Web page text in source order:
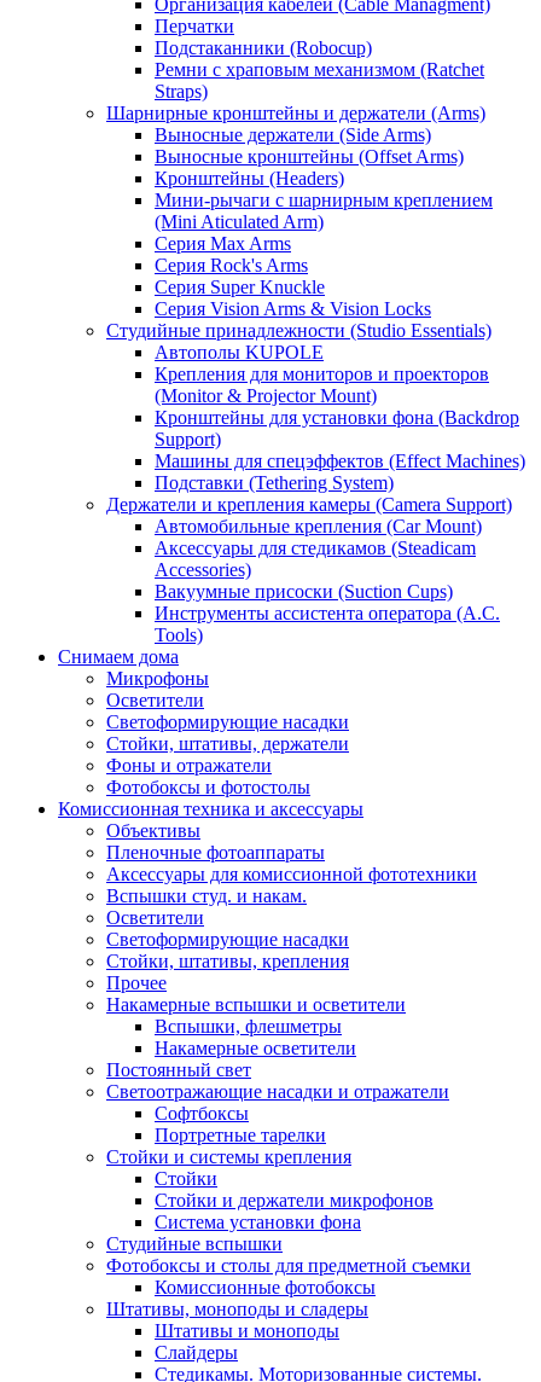
Организация кабелей (Cable Managment)
Перчатки
Подстаканники (Robocup)
Ремни с храповым механизмом (Ratchet
Straps)
Шарнирные кронштейны и держатели (Arms)
Выносные держатели (Side Arms)
Выносные кронштейны (Offset Arms)
Кронштейны (Headers)
Мини-рычаги с шарнирным креплением
(Mini Aticulated Arm)
Серия Max Arms
Серия Rock's Arms
Серия Super Knuckle
Серия Vision Arms & Vision Locks
Студийные принадлежности (Studio Essentials)
Автополы KUPOLE
Крепления для мониторов и проекторов
(Monitor & Projector Mount)
Кронштейны для установки фона (Backdrop
Support)
Машины для спецэффектов (Effect Machines)
Подставки (Tethering System)
Держатели и крепления камеры (Camera Support)
Автомобильные крепления (Car Mount)
Аксессуары для стедикамов (Steadicam
Accessories)
Вакуумные присоски (Suction Cups)
Инструменты ассистента оператора (A.C.
Tools)
Снимаем дома
Микрофоны
Осветители
Светоформирующие насадки
Стойки, штативы, держатели
Фоны и отражатели
Фотобоксы и фотостолы
Комиссионная техника и аксессуары
Объективы
Пленочные фотоаппараты
Аксессуары для комиссионной фототехники
Вспышки студ. и накам.
Осветители
Светоформирующие насадки
Стойки, штативы, крепления
Прочее
Накамерные вспышки и осветители
Вспышки, флешметры
Накамерные осветители
Постоянный свет
Светоотражающие насадки и отражатели
Софтбоксы
Портретные тарелки
Стойки и системы крепления
Стойки
Стойки и держатели микрофонов
Система установки фона
Студийные вспышки
Фотобоксы и столы для предметной съемки
Комиссионные фотобоксы
Штативы, моноподы и сладеры
Штативы и моноподы
Слайдеры
Стедикамы. Моторизованные системы.